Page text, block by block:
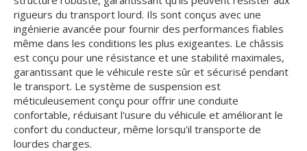
rigueurs du transport lourd. Ils sont conçus avec une
ingénierie avancée pour fournir des performances fiables
même dans les conditions les plus exigeantes. Le châssis
est conçu pour une résistance et une stabilité maximales,
garantissant que le véhicule reste sûr et sécurisé pendant
le transport. Le système de suspension est
méticuleusement conçu pour offrir une conduite
confortable, réduisant l'usure du véhicule et améliorant le
confort du conducteur, même lorsqu'il transporte de
lourdes charges.